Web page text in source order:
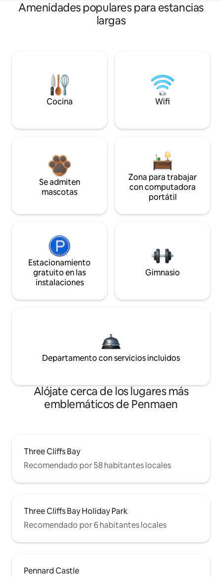
Amenidades populares para estancias
largas
Cocina Wifi
Se admiten
mascotas
Zona para trabajar
con computadora
portátil
Estacionamiento
gratuito en las
instalaciones
Gimnasio
Departamento con servicios incluidos
Alójate cerca de los lugares más
emblemáticos de Penmaen
Three Cliffs Bay
Recomendado por 58 habitantes locales
Three Cliffs Bay Holiday Park
Recomendado por 6 habitantes locales
Pennard Castle